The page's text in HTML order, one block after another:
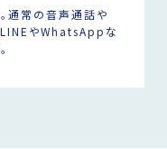
通常の音声通話や
LINEやWhatsAppな